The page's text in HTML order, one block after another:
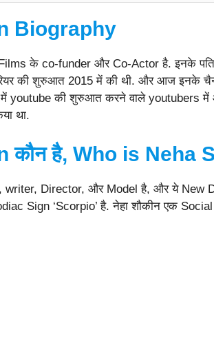
Biography
के co-funder और Co-Actor है. इनके पति
की शुरुआत 2015 में की थी. और आज इनके
youtube की शुरुआत करने वाले youtubers में
था.
कौन है, Who is Neha
writer, Director, और Model है, और ये New
Sign ‘Scorpio’ है. नेहा शौकीन एक